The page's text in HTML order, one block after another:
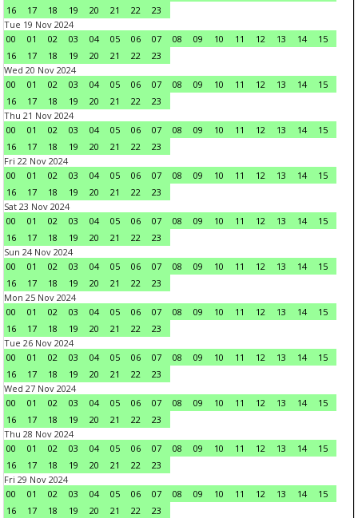
16
17 18 19 20 21 22
23
Tue 19 Nov 2024
00
01 02 03 04 05 06 07 08 09 10 11 12 13 14
15
16
17 18 19 20 21 22
23
Wed 20 Nov 2024
00
01 02 03 04 05 06 07 08 09 10 11 12 13 14
15
16
17 18 19 20 21 22
23
Thu 21 Nov 2024
00
01 02 03 04 05 06 07 08 09 10 11 12 13 14
15
16
17 18 19 20 21 22
23
Fri 22 Nov 2024
00
01 02 03 04 05 06 07 08 09 10 11 12 13 14
15
16
17 18 19 20 21 22
23
Sat 23 Nov 2024
00
01 02 03 04 05 06 07 08 09 10 11 12 13 14
15
16
17 18 19 20 21 22
23
Sun 24 Nov 2024
00
01 02 03 04 05 06 07 08 09 10 11 12 13 14
15
16
17 18 19 20 21 22
23
Mon 25 Nov 2024
00
01 02 03 04 05 06 07 08 09 10 11 12 13 14
15
16
17 18 19 20 21 22
23
Tue 26 Nov 2024
00
01 02 03 04 05 06 07 08 09 10 11 12 13 14
15
16
17 18 19 20 21 22
23
Wed 27 Nov 2024
00
01 02 03 04 05 06 07 08 09 10 11 12 13 14
15
16
17 18 19 20 21 22
23
Thu 28 Nov 2024
00
01 02 03 04 05 06 07 08 09 10 11 12 13 14
15
16
17 18 19 20 21 22
23
Fri 29 Nov 2024
00
01 02 03 04 05 06 07 08 09 10 11 12 13 14
15
16
17 18 19 20 21 22
23